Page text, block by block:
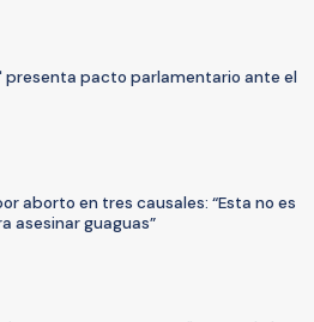
presenta pacto parlamentario ante el
aborto en tres causales: “Esta no es
asesinar guaguas”